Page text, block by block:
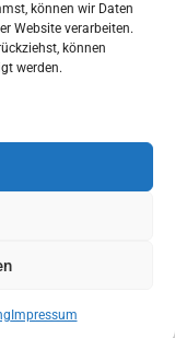
können wir Daten
Website verarbeiten.
können
werden.
Impressum